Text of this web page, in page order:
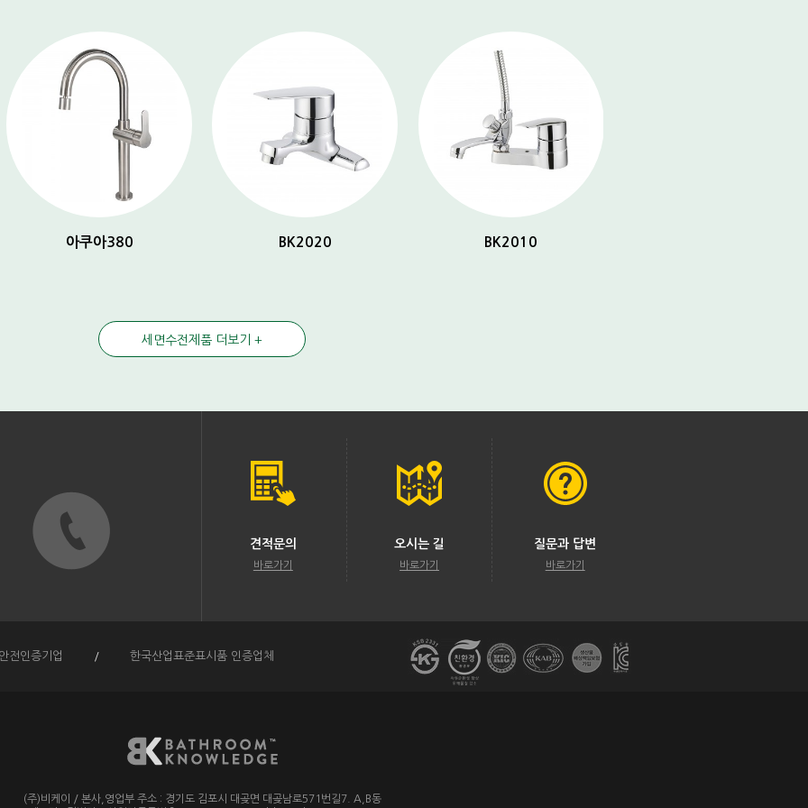
아쿠아380 BK2020 BK2010
세면수전제품 더보기 +
견적문의
바로가기
오시는 길
바로가기
질문과 답변
바로가기
전인증기업 / 한국산업표준표시품 인증업체
(주)비케이 /본사,영업부 주소 : 경기도 김포시 대곶면 대곶남로571번길7. A,B동